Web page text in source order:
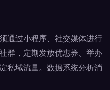
通过小程序、社交媒体进行
群，定期发放优惠券、举办
私域流量。数据系统分析消